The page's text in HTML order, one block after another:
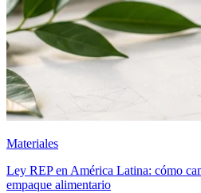
Materiales
Ley REP en América Latina: cómo
empaque alimentario